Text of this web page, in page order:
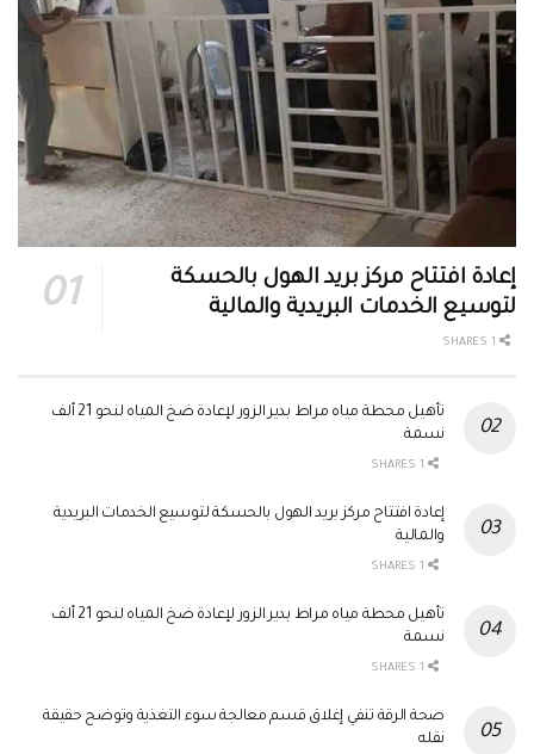
إعادة افتتاح مركز بريد الهول بالحسكة
لتوسيع الخدمات البريدية والمالية
تأهيل محطة مياه مراط بدير الزور لإعادة ضخ المياه لنحو 21 ألف
نسمة
إعادة افتتاح مركز بريد الهول بالحسكة لتوسيع الخدمات البريدية
والمالية
تأهيل محطة مياه مراط بدير الزور لإعادة ضخ المياه لنحو 21 ألف
نسمة
صحة الرقة تنفي إغلاق قسم معالجة سوء التغذية وتوضح حقيقة
نقله